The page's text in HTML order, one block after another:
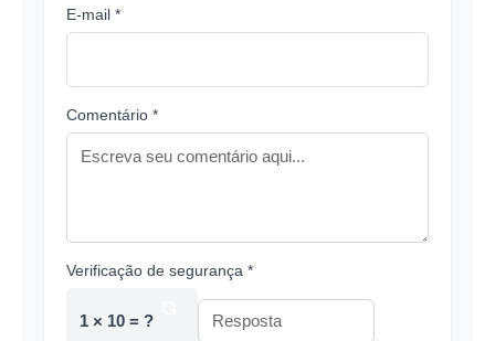
E-mail *
Comentário *
Verificação de segurança *
1 × 10 = ?